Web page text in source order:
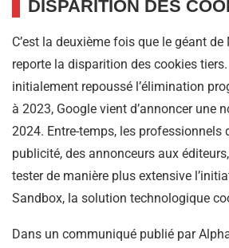
DISPARITION DES
C’est la deuxième fois que le géant
reporte la disparition des cookies
initialement repoussé l’élimination
à 2023, Google vient d’annoncer une
2024. Entre-temps, les professionnels
publicité, des annonceurs aux
tester de manière plus extensive
Sandbox, la solution technologique
Dans un communiqué publié par